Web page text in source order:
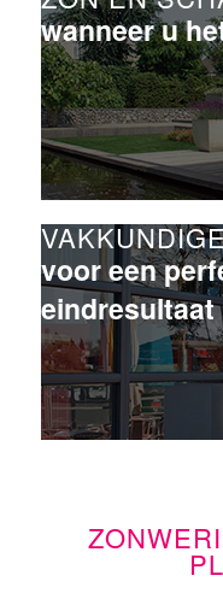
wanneer u
voor een
eindresultaat